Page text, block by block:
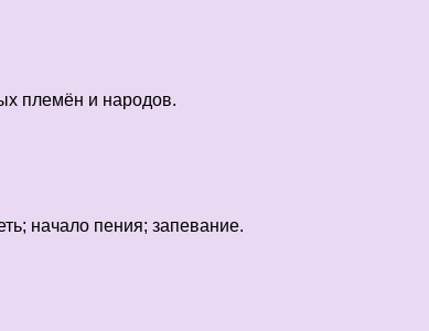
племён и народов.
начало пения; запевание.